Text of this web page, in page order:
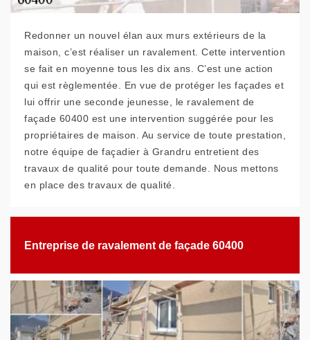
Redonner un nouvel élan aux murs extérieurs de la
maison, c’est réaliser un ravalement. Cette intervention
se fait en moyenne tous les dix ans. C’est une action
qui est règlementée. En vue de protéger les façades et
lui offrir une seconde jeunesse, le ravalement de
façade 60400 est une intervention suggérée pour les
propriétaires de maison. Au service de toute prestation,
notre équipe de façadier à Grandru entretient des
travaux de qualité pour toute demande. Nous mettons
en place des travaux de qualité.
Entreprise de ravalement de façade 60400